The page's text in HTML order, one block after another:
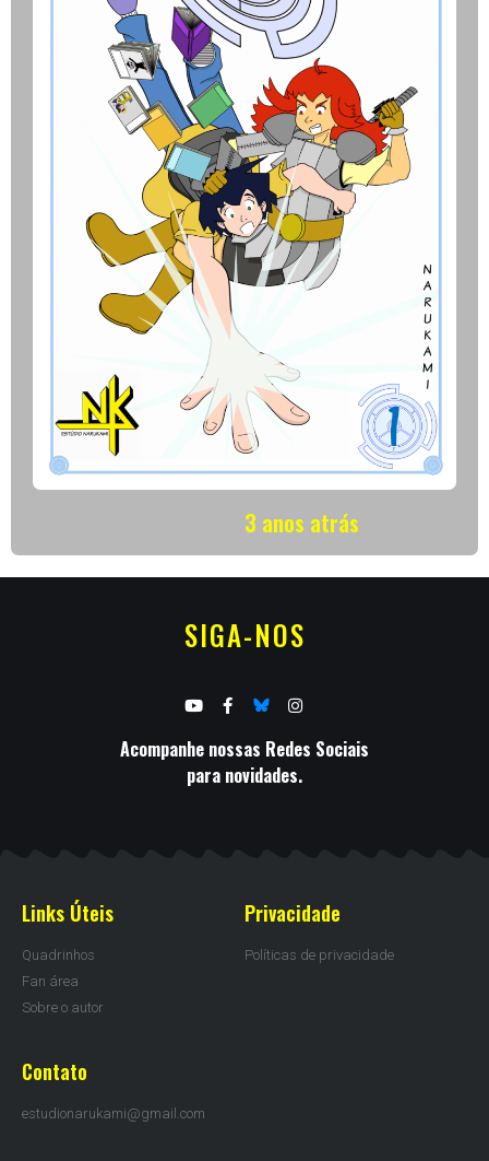
3 anos atrás
SIGA-NOS
Acompanhe nossas Redes Sociais
para novidades.
Links Úteis
Quadrinhos
Fan área
Sobre o autor
Privacidade
Políticas de privacidade
Contato
estudionarukami@gmail.com